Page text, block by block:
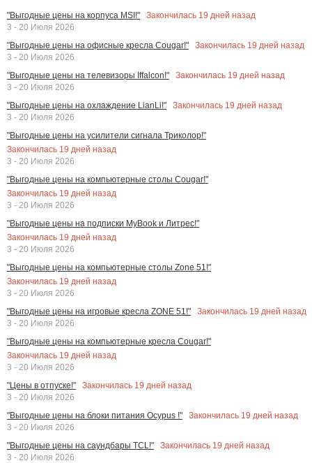
"Выгодные цены на корпуса MSI!"
Закончилась 19 дней назад
3 - 20 Июля 2026
"Выгодные цены на офисные кресла Cougar!"
Закончилась 19 дней назад
3 - 20 Июля 2026
"Выгодные цены на телевизоры Iffalcon!"
Закончилась 19 дней назад
3 - 20 Июля 2026
"Выгодные цены на охлаждение LianLi!"
Закончилась 19 дней назад
3 - 20 Июля 2026
"Выгодные цены на усилители сигнала Триколор!"
Закончилась 19 дней назад
3 - 20 Июля 2026
"Выгодные цены на компьютерные столы Cougar!"
Закончилась 19 дней назад
3 - 20 Июля 2026
"Выгодные цены на подписки MyBook и Литрес!"
Закончилась 19 дней назад
3 - 20 Июля 2026
"Выгодные цены на компьютерные столы Zone 51!"
Закончилась 19 дней назад
3 - 20 Июля 2026
"Выгодные цены на игровые кресла ZONE 51!"
Закончилась 19 дней назад
3 - 20 Июля 2026
"Выгодные цены на компьютерные кресла Cougar!"
Закончилась 19 дней назад
3 - 20 Июля 2026
"Цены в отпуске!"
Закончилась 19 дней назад
3 - 20 Июля 2026
"Выгодные цены на блоки питания Ocypus !"
Закончилась 19 дней назад
3 - 20 Июля 2026
"Выгодные цены на саундбары TCL!"
Закончилась 19 дней назад
3 - 20 Июля 2026